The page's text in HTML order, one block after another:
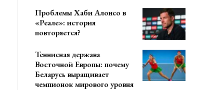
Проблемы Хаби Алонсо в
«Реале»: история
повторяется?
Теннисная держава
Восточной Европы: почему
Беларусь выращивает
чемпионок мирового уровня